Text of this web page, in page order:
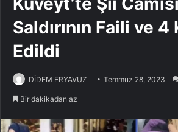
Saldırının Faili ve
Edildi
DİDEM ERYAVUZ Temmuz 28, 2023
Bir dakikadan az